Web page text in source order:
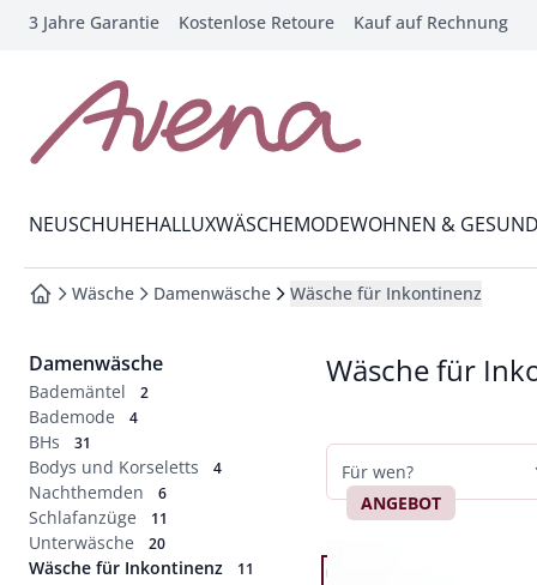
springen
springen
springen
springen
3 Jahre Garantie Kostenlose Retoure Kauf auf Rechnung
zur Startseite
Wechsel in das Menü mit Pfeil-Runter Taste
NEUSCHUHEHALLUXWÄSCHEMODEWOHNEN &
zur Startseite
Wäsche Damenwäsche Wäsche für Inkontinenz
Damenwäsche
Bademäntel 2
Bademode 4
BHs 31
Bodys und Korseletts 4
Nachthemden 6
Schlafanzüge 11
Unterwäsche 20
Wäsche für Inkontinenz 11
Wäsche für
Für wen?
Damen
Artikel 1 von 11.
ANGEBOT